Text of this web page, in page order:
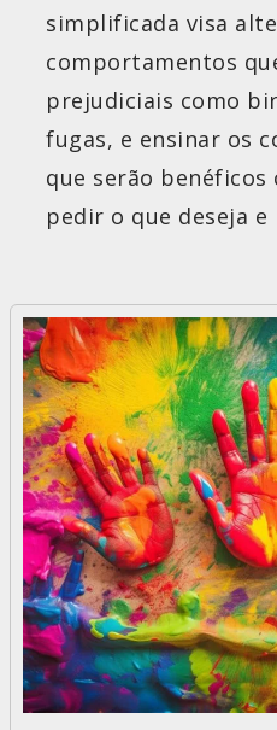
simplificada visa
comportamentos
prejudiciais como
fugas, e ensinar os
que serão benéficos
pedir o que deseja e